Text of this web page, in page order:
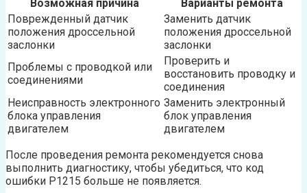
Возможная причина
Варианты ремонта
Поврежденный датчик
положения дроссельной
заслонки
Заменить датчик
положения дроссельной
заслонки
Проблемы с проводкой или
соединениями
Проверить и
восстановить проводку и
соединения
Неисправность электронного
блока управления
двигателем
Заменить электронный
блок управления
двигателем
После проведения ремонта рекомендуется снова
выполнить диагностику, чтобы убедиться, что код
ошибки P1215 больше не появляется.